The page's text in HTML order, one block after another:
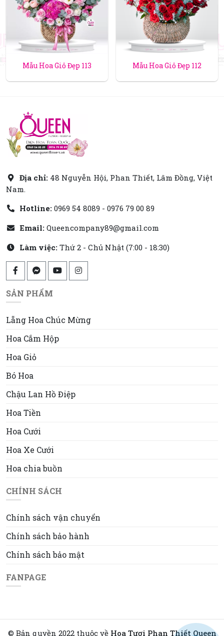
Mẫu Hoa Giỏ Đẹp 113 Mẫu Hoa Giỏ Đẹp 112
Địa chỉ: 48 Nguyễn Hội, Phan Thiết, Lâm Đồng, Việt
Nam.
Hotline: 0969 54 8089 - 0976 79 00 89
Email: Queencompany89@gmail.com
Làm việc: Thứ 2 - Chủ Nhật (7:00 - 18:30)
SẢN PHẨM
Lẵng Hoa Chúc Mừng
Hoa Cắm Hộp
Hoa Giỏ
Bó Hoa
Chậu Lan Hồ Điệp
Hoa Tiền
Hoa Cưới
Hoa Xe Cưới
Hoa chia buồn
CHÍNH SÁCH
Chính sách vận chuyển
Chính sách bảo hành
Chính sách bảo mật
FANPAGE
© Bản quyền 2022 thuộc về Hoa Tươi Phan Thiết Queen